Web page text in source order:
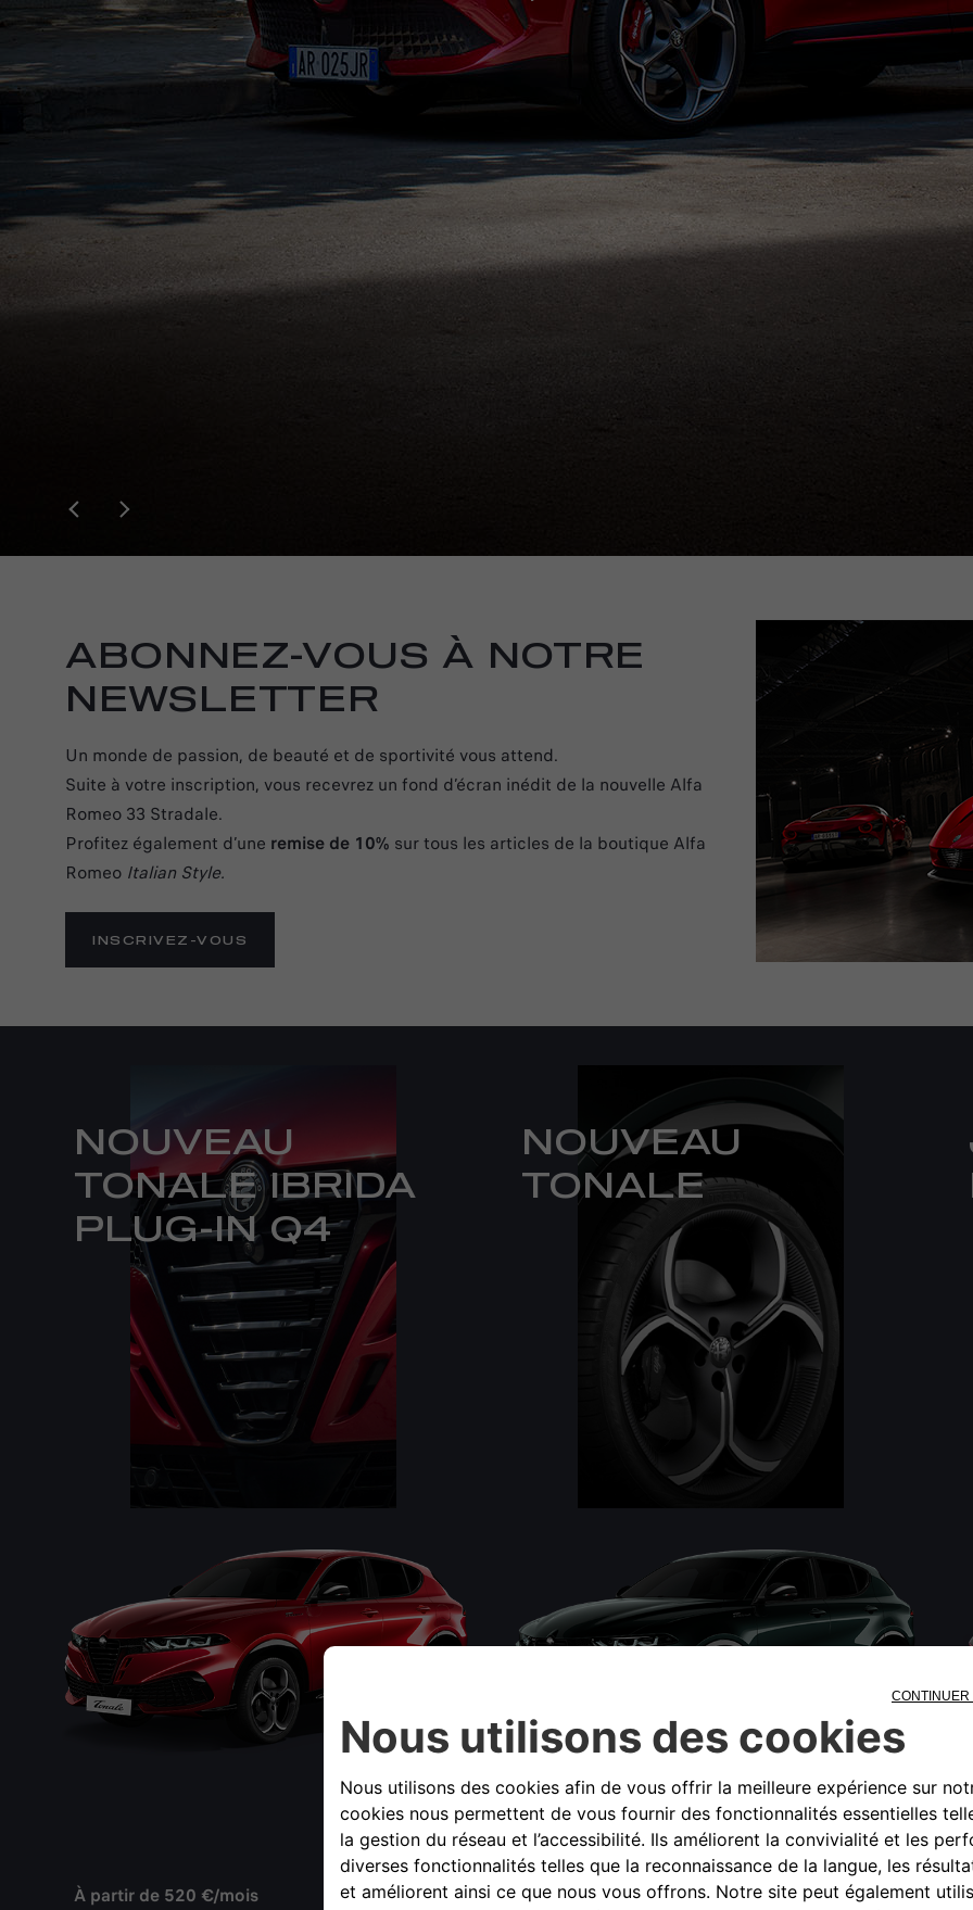
ABONNEZ-VOUS À NOTRE
NEWSLETTER
Un monde de passion, de beauté et de sportivité vous attend.
Suite à votre inscription, vous recevrez un fond d’écran inédit de la nouvelle Alfa
Romeo 33 Stradale.
Profitez également d’une remise de 10% sur tous les articles de la boutique Alfa
Romeo Italian Style.
INSCRIVEZ-VOUS
NOUVEAU
TONALE IBRIDA
PLUG-IN Q4
À partir de 520 €/mois
NOUVEAU
TONALE
À partir de 295 €/mois